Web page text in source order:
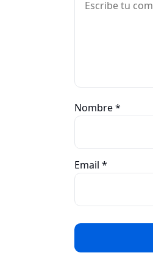
Nombre*
Email *